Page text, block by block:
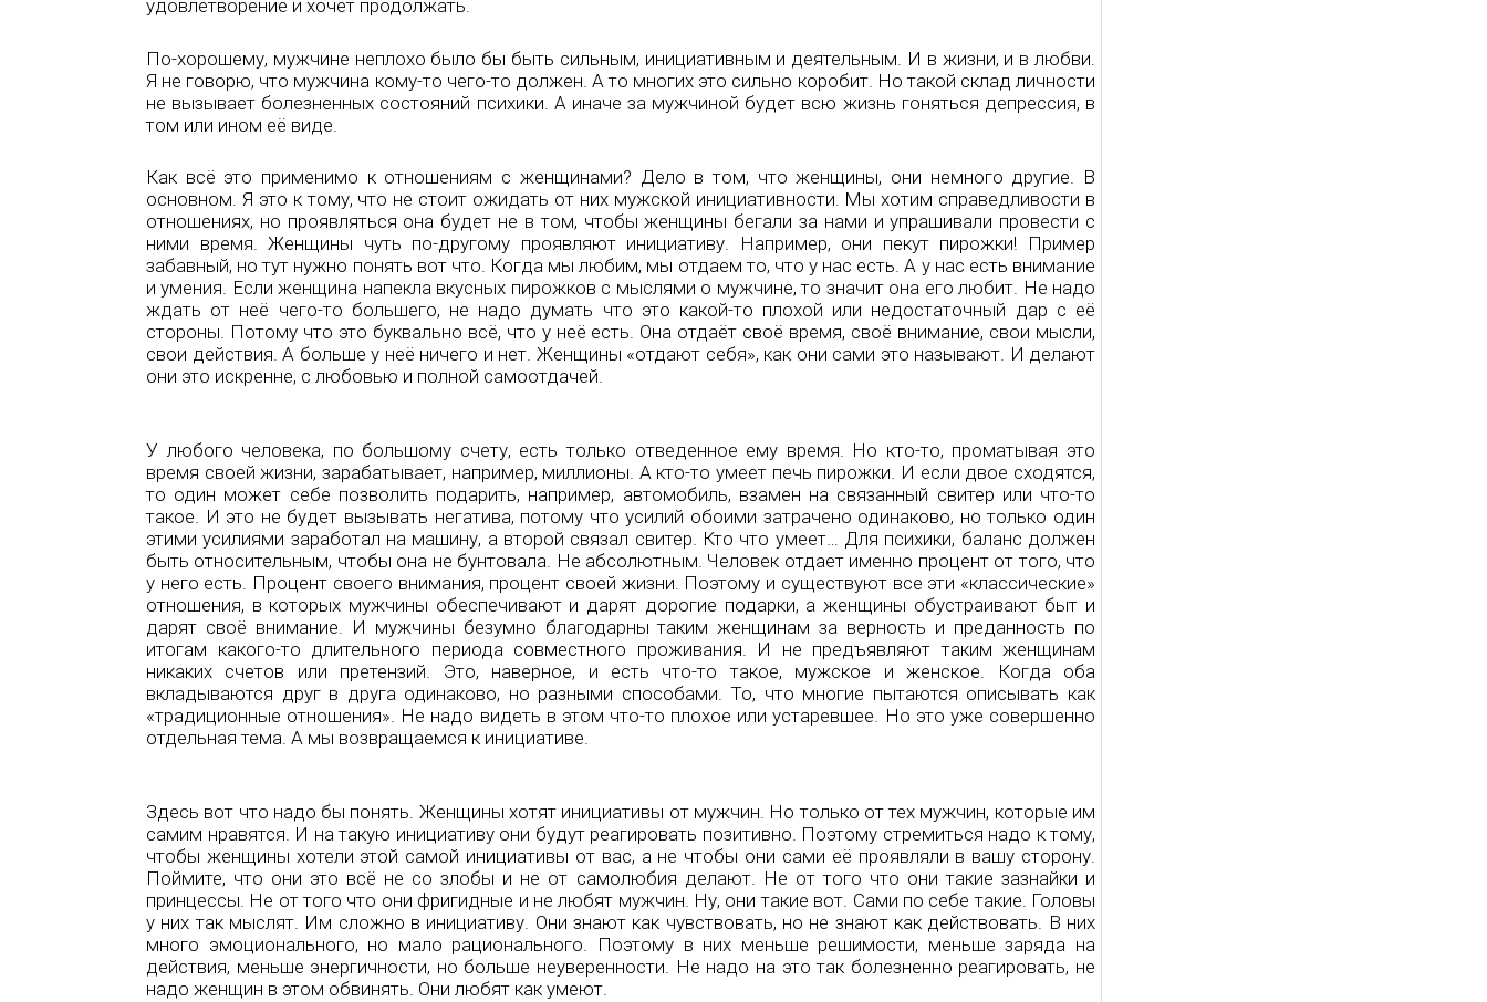
удовлетворение и хочет продолжать.
По-хорошему, мужчине неплохо было бы быть сильным, инициативным и деятельным. И в жизни, и в любви.
Я не говорю, что мужчина кому-то чего-то должен. А то многих это сильно коробит. Но такой склад личности
не вызывает болезненных состояний психики. А иначе за мужчиной будет всю жизнь гоняться депрессия, в
том или ином её виде.
Как всё это применимо к отношениям с женщинами? Дело в том, что женщины, они немного другие. В
основном. Я это к тому, что не стоит ожидать от них мужской инициативности. Мы хотим справедливости в
отношениях, но проявляться она будет не в том, чтобы женщины бегали за нами и упрашивали провести с
ними время. Женщины чуть по-другому проявляют инициативу. Например, они пекут пирожки! Пример
забавный, но тут нужно понять вот что. Когда мы любим, мы отдаем то, что у нас есть. А у нас есть внимание
и умения. Если женщина напекла вкусных пирожков с мыслями о мужчине, то значит она его любит. Не надо
ждать от неё чего-то большего, не надо думать что это какой-то плохой или недостаточный дар с её
стороны. Потому что это буквально всё, что у неё есть. Она отдаёт своё время, своё внимание, свои мысли,
свои действия. А больше у неё ничего и нет. Женщины «отдают себя», как они сами это называют. И делают
они это искренне, с любовью и полной самоотдачей.
У любого человека, по большому счету, есть только отведенное ему время. Но кто-то, проматывая это
время своей жизни, зарабатывает, например, миллионы. А кто-то умеет печь пирожки. И если двое сходятся,
то один может себе позволить подарить, например, автомобиль, взамен на связанный свитер или что-то
такое. И это не будет вызывать негатива, потому что усилий обоими затрачено одинаково, но только один
этими усилиями заработал на машину, а второй связал свитер. Кто что умеет… Для психики, баланс должен
быть относительным, чтобы она не бунтовала. Не абсолютным. Человек отдает именно процент от того, что
у него есть. Процент своего внимания, процент своей жизни. Поэтому и существуют все эти «классические»
отношения, в которых мужчины обеспечивают и дарят дорогие подарки, а женщины обустраивают быт и
дарят своё внимание. И мужчины безумно благодарны таким женщинам за верность и преданность по
итогам какого-то длительного периода совместного проживания. И не предъявляют таким женщинам
никаких счетов или претензий. Это, наверное, и есть что-то такое, мужское и женское. Когда оба
вкладываются друг в друга одинаково, но разными способами. То, что многие пытаются описывать как
«традиционные отношения». Не надо видеть в этом что-то плохое или устаревшее. Но это уже совершенно
отдельная тема. А мы возвращаемся к инициативе.
Здесь вот что надо бы понять. Женщины хотят инициативы от мужчин. Но только от тех мужчин, которые им
самим нравятся. И на такую инициативу они будут реагировать позитивно. Поэтому стремиться надо к тому,
чтобы женщины хотели этой самой инициативы от вас, а не чтобы они сами её проявляли в вашу сторону.
Поймите, что они это всё не со злобы и не от самолюбия делают. Не от того что они такие зазнайки и
принцессы. Не от того что они фригидные и не любят мужчин. Ну, они такие вот. Сами по себе такие. Головы
у них так мыслят. Им сложно в инициативу. Они знают как чувствовать, но не знают как действовать. В них
много эмоционального, но мало рационального. Поэтому в них меньше решимости, меньше заряда на
действия, меньше энергичности, но больше неуверенности. Не надо на это так болезненно реагировать, не
надо женщин в этом обвинять. Они любят как умеют.